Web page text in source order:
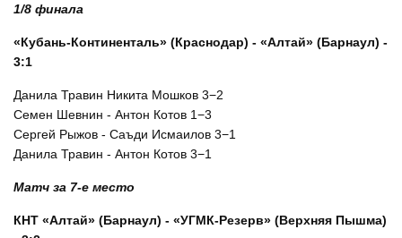
1/8 финала
«Кубань-Континенталь» (Краснодар) - «Алтай» (Барнаул) -
3:1
Данила Травин Никита Мошков 3−2
Семен Шевнин - Антон Котов 1−3
Сергей Рыжов - Саъди Исмаилов 3−1
Данила Травин - Антон Котов 3−1
Матч за 7-е место
КНТ «Алтай» (Барнаул) - «УГМК-Резерв» (Верхняя Пышма)